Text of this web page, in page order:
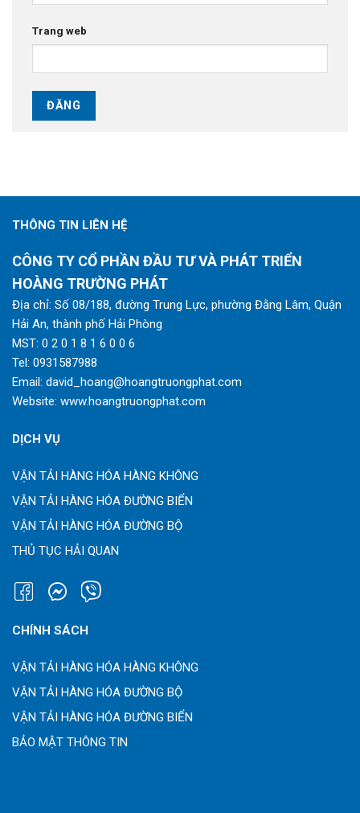
Trang web
THÔNG TIN LIÊN HỆ
CÔNG TY CỔ PHẦN ĐẦU TƯ VÀ PHÁT TRIỂN
HOÀNG TRƯỜNG PHÁT
Địa chỉ: Số 08/188, đường Trung Lực, phường Đằng Lâm, Quận
Hải An, thành phố Hải Phòng
MST: 0 2 0 1 8 1 6 0 0 6
Tel: 0931587988
Email: david_hoang@hoangtruongphat.com
Website: www.hoangtruongphat.com
DỊCH VỤ
VẬN TẢI HÀNG HÓA HÀNG KHÔNG
VẬN TẢI HÀNG HÓA ĐƯỜNG BIỂN
VẬN TẢI HÀNG HÓA ĐƯỜNG BỘ
THỦ TỤC HẢI QUAN
CHÍNH SÁCH
VẬN TẢI HÀNG HÓA HÀNG KHÔNG
VẬN TẢI HÀNG HÓA ĐƯỜNG BỘ
VẬN TẢI HÀNG HÓA ĐƯỜNG BIỂN
BẢO MẬT THÔNG TIN